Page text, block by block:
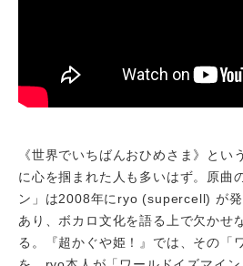
《世界でいちばんおひめさま》とい
に心を掴まれた人も多いはず。原曲
ン」は2008年にryo (supercell) が
あり、ボカロ文化を語る上で欠かせ
る。『超かぐや姫！』では、その「